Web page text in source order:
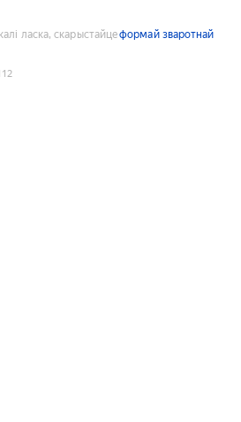
ласка, скарыстайцеформай зваротнай